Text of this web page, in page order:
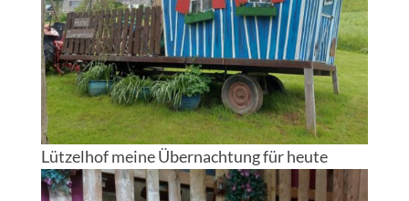
Lützelhof meine Übernachtung für heute